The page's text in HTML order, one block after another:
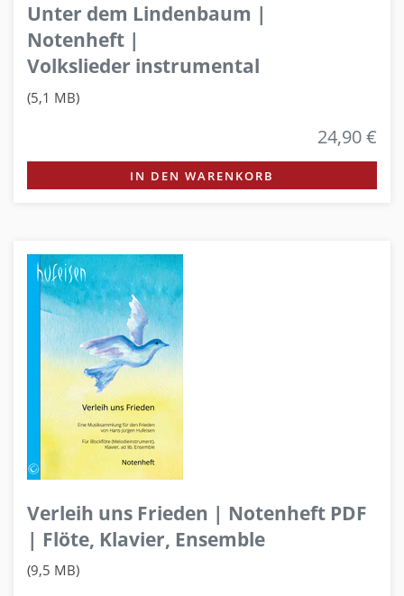
Unter dem Lindenbaum |
Notenheft |
Volkslieder instrumental
(5,1 MB)
24,90 €
IN DEN WARENKORB
Verleih uns Frieden | Notenheft PDF
| Flöte, Klavier, Ensemble
(9,5 MB)